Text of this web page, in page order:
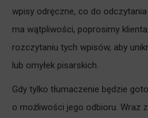
wpisy odręczne, co do
ma wątpliwości, poprosimy
rozczytaniu tych wpisów, aby
lub omyłek pisarskich.
Gdy tylko tłumaczenie będzie
o możliwości jego odbioru. Wraz